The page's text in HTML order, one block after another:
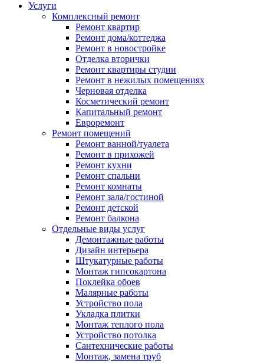
Услуги
Комплексный ремонт
Ремонт квартир
Ремонт дома/коттеджа
Ремонт в новостройке
Отделка вторички
Ремонт квартиры студии
Ремонт в нежилых помещениях
Черновая отделка
Косметический ремонт
Капитальный ремонт
Евроремонт
Ремонт помещений
Ремонт ванной/туалета
Ремонт в прихожей
Ремонт кухни
Ремонт спальни
Ремонт комнаты
Ремонт зала/гостиной
Ремонт детской
Ремонт балкона
Отдельные виды услуг
Демонтажные работы
Дизайн интерьера
Штукатурные работы
Монтаж гипсокартона
Поклейка обоев
Малярные работы
Устройство пола
Укладка плитки
Монтаж теплого пола
Устройство потолка
Сантехнические работы
Монтаж, замена труб